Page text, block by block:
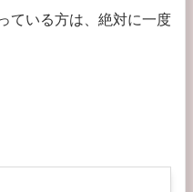
ている方は、絶対に一度